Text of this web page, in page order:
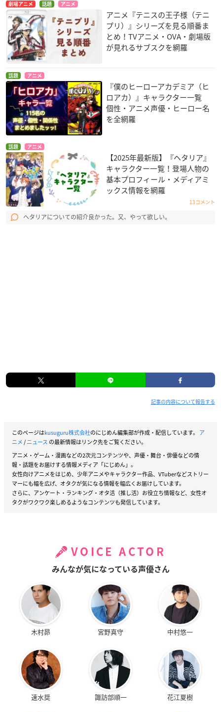
劇場アニメ 話題 アニメ
アニメ『テニスの王子様（テニ
プリ）』シリーズを見る順番ま
とめ！TVアニメ・OVA・劇場版
が見れるサブスクを網羅
話題 アニメ
『僕のヒーローアカデミア（ヒ
ロアカ）』キャラクター一覧
個性・アニメ声優・ヒーロー名
を全網羅
話題 アニメ
【2025年最新版】『ヘタリア』
キャラクター一覧！登場人物の
基本プロフィール・メディアミ
ックス情報を網羅
13コメント
ヘタリアについての紹介良かった。又、やって欲しい。
記事の内容について報告する
このページはkusuguru株式会社のにじめん編集部が作成・配信しています。 ア
ニメ/ニュース の最新情報はリンク先をご覧ください。
アニメ・ゲーム・漫画などの2次元コンテンツや、声優・舞台・俳優などの情
報・話題をお届けする情報メディア「にじめん」。
女性向けアニメをはじめ、少年アニメやキャラクター作品、VTuberなどストリー
マーにも幅を広げ、オタクが気になる情報を幅広くお届けしています。
さらに、アンケート・ランキング・オタ活（推し活）お役立ち情報など、女性オ
タクがワクワク楽しめるようなコンテンツも発信しています。
VOICE ACTOR
みんなが気になっている声優さん
木村昴 宮野真守 中村悠一
速水奨 諏訪部順一 花江夏樹